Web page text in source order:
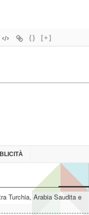
{} [+]
Turchia, Arabia Saudita e